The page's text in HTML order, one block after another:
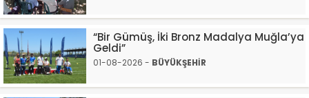
“Bir Gümüş, İki Bronz Madalya Muğla’ya
Geldi”
01-08-2026 - BÜYÜKŞEHİR